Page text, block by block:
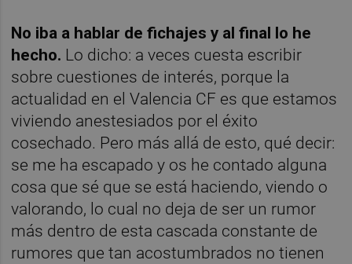
No iba a hablar de fichajes y al final lo he
hecho. Lo dicho: a veces cuesta escribir
sobre cuestiones de interés, porque la
actualidad en el Valencia CF es que estamos
viviendo anestesiados por el éxito
cosechado. Pero más allá de esto, qué decir:
se me ha escapado y os he contado alguna
cosa que sé que se está haciendo, viendo o
valorando, lo cual no deja de ser un rumor
más dentro de esta cascada constante de
rumores que tan acostumbrados no tienen